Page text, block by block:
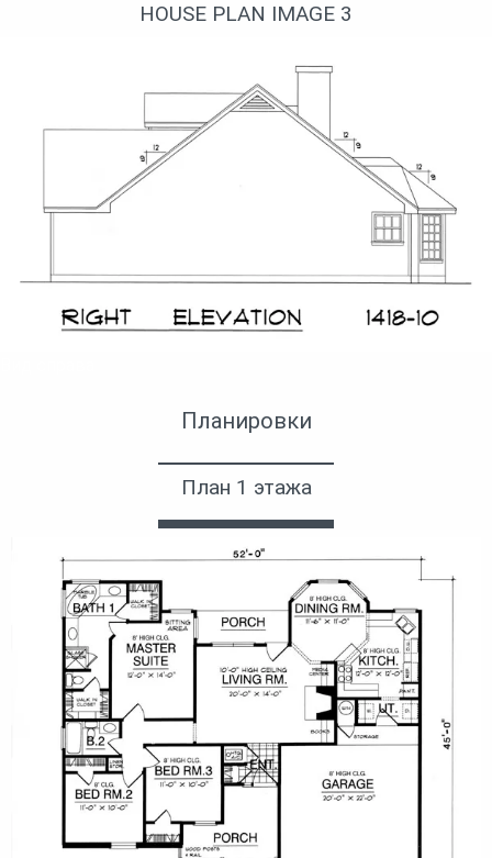
HOUSE PLAN IMAGE 3
Планировки
План 1 этажа